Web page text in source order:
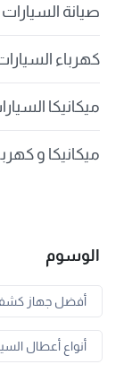
صيانة السيارات
كهرباء
ميكانيكا
ميكانيكا و
الوسوم
أفضل جهاز كشف
أنواع أعطال